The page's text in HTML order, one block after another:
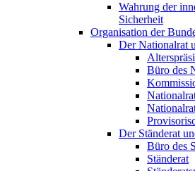
Wahrung der
Sicherheit
Organisation der
Der Nationalrat
Büro des
Der Ständerat
Büro des
Ständerat